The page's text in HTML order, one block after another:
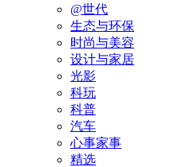
@世代
生态与环保
时尚与美容
设计与家居
光影
科玩
科普
汽车
心事家事
精选